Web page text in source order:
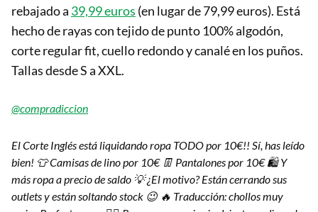
rebajado a 39,99 euros (en lugar de 79,99 euros). Está
hecho de rayas con tejido de punto 100% algodón,
corte regular fit, cuello redondo y canalé en los puños.
Tallas desde S a XXL.
@compradiccion
El Corte Inglés está liquidando ropa TODO por 10€!! Sí, has leído
bien! 👕 Camisas de lino por 10€ 👖 Pantalones por 10€ 🛍️ Y
más ropa a precio de saldo 💡 ¿El motivo? Están cerrando sus
outlets y están soltando stock 😉 🔥 Traducción: chollos muy